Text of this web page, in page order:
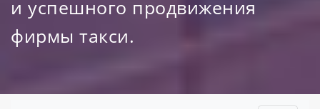
и успешного продвижения
фирмы такси.